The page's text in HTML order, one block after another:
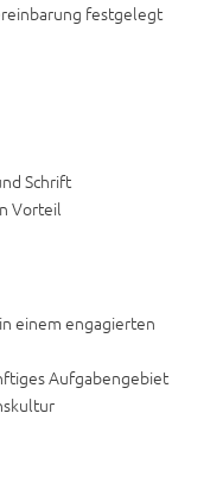
festgelegt
Schrift
Vorteil
einem engagierten
Aufgabengebiet